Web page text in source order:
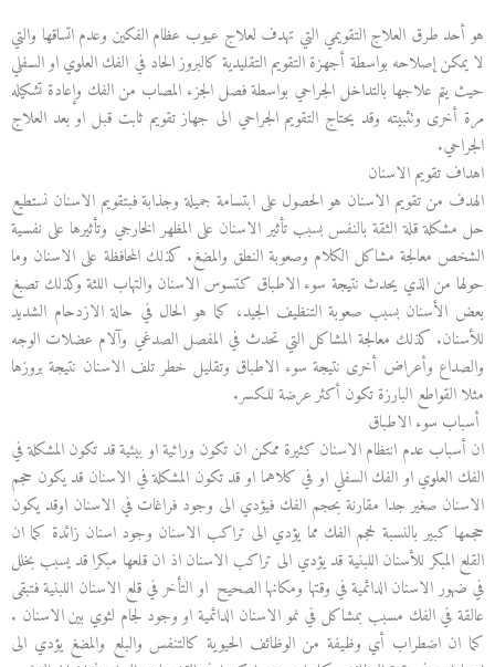
هو أحد طرق العلاج التقويمي التي تهدف لعلاج عيوب عظام الفكين وعدم اتساقها والتي
لا يمكن إصلاحه بواسطة أجهزة التقويم التقليدية كالبروز الحاد في الفك العلوي او السفلي
حيث يتم علاجها بالتداخل الجراحي بواسطة فصل الجزء المصاب من الفك وإعادة تشكيله
مرة أخرى وتثبيته وقد يحتاج التقويم الجراحي الى جهاز تقويم ثابت قبل او بعد العلاج
الجراحي.
اهداف تقويم الاسنان
الهدف من تقويم الاسنان هو الحصول على ابتسامة جميلة وجذابة فبتقويم الاسنان نستطيع
حل مشكلة قلة الثقة بالنفس بسبب تأثير الاسنان على المظهر الخارجي وتأثيرها على نفسية
الشخص معالجة مشاكل الكلام وصعوبة النطق والمضغ. كذلك المحافظة على الاسنان وما
حولها من الذي يحدث نتيجة سوء الاطباق كتسوس الاسنان والتهاب اللثة وكذلك تصبغ
بعض الأسنان بسبب صعوبة التنظيف الجيد، كما هو الحال في حالة الازدحام الشديد
للأسنان. كذلك معالجة المشاكل التي تحدث في المفصل الصدغي وآلام عضلات الوجه
والصداع وأعراض أخرى نتيجة سوء الاطباق وتقليل خطر تلف الاسنان نتيجة بروزها
مثلا القواطع البارزة تكون أكثر عرضة للكسر.
أسباب سوء الاطباق
ان أسباب عدم انتظام الاسنان كثيرة ممكن ان تكون وراثية او بيئية قد تكون المشكلة في
الفك العلوي او الفك السفلي او في كلاهما او قد تكون المشكلة في الاسنان قد يكون حجم
الاسنان صغير جدا مقارنة بحجم الفك فيؤدي الى وجود فراغات في الاسنان اوقد يكون
حجمها كبير بالنسبة لحجم الفك مما يؤدي الى تراكب الاسنان وجود اسنان زائدة كما ان
القلع المبكر للأسنان اللبنية قد يؤدي الى تراكب الاسنان اذ ان قلعها مبكرا قد يسبب بخلل
في ضهور الاسنان الدائمية في وقتها ومكانها الصحيح او التأخر في قلع الاسنان اللبنية فتبقى
عالقة في الفك مسبب بمشاكل في نمو الاسنان الدائمية او وجود لجام لثوي بين الاسنان .
كما ان اضطراب أي وظيفة من الوظائف الحيوية كالتنفس والبلع والمضغ يؤدي الى